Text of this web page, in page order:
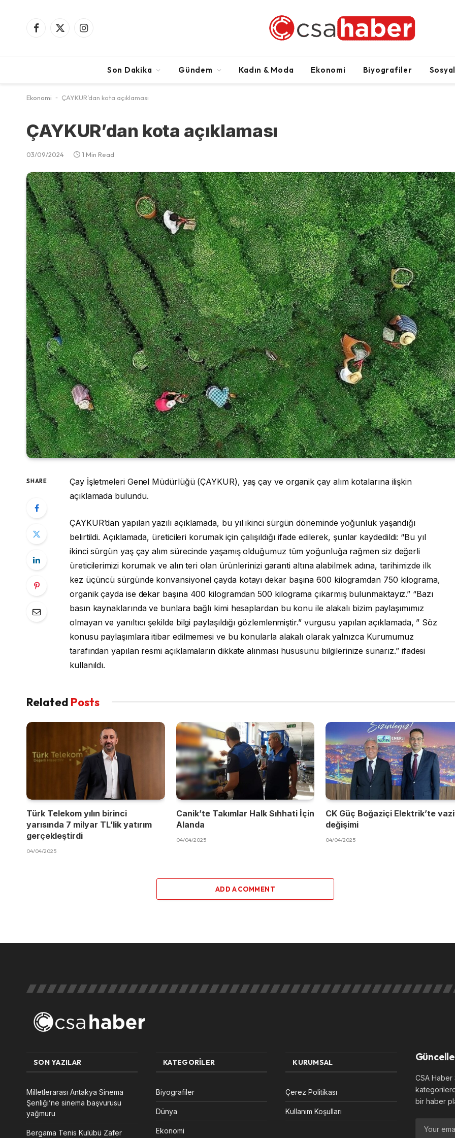
Facebook
X
Instagram
Son Dakika Gündem Kadın & Moda Ekonomi Biyografiler
Ekonomi - ÇAYKUR’dan kota açıklaması
ÇAYKUR’dan kota açıklaması
03/09/2024 1 Min Read
SHARE
Çay İşletmeleri Genel Müdürlüğü (ÇAYKUR), yaş çay ve organik çay alım kotalarına ilişkin
açıklamada bulundu.
ÇAYKUR’dan yapılan yazılı açıklamada, bu yıl ikinci sürgün döneminde yoğunluk yaşandığı
belirtildi. Açıklamada, üreticileri korumak için çalışıldığı ifade edilerek, şunlar kaydedildi: “Bu yıl
ikinci sürgün yaş çay alım sürecinde yaşamış olduğumuz tüm yoğunluğa rağmen siz değerli
üreticilerimizi korumak ve alın teri olan ürünlerinizi garanti altına alabilmek adına, tarihimizde ilk
kez üçüncü sürgünde konvansiyonel çayda kotayı dekar başına 600 kilogramdan 750 kilograma,
organik çayda ise dekar başına 400 kilogramdan 500 kilograma çıkarmış bulunmaktayız.” “Bazı
basın kaynaklarında ve bunlara bağlı kimi hesaplardan bu konu ile alakalı bizim paylaşımımız
olmayan ve yanıltıcı şekilde bilgi paylaşıldığı gözlemlenmiştir.” vurgusu yapılan açıklamada, ” Söz
konusu paylaşımlara itibar edilmemesi ve bu konularla alakalı olarak yalnızca Kurumumuz
tarafından yapılan resmi açıklamaların dikkate alınması hususunu bilgilerinize sunarız.” ifadesi
kullanıldı.
Related Posts
Türk Telekom yılın birinci
yarısında 7 milyar TL’lik yatırım
gerçekleştirdi
04/04/2025
Canik’te Takımlar Halk Sıhhati İçin
Alanda
04/04/2025
CK Güç Boğaziçi Elektrik’te
değişimi
04/04/2025
ADD A COMMENT
SON YAZILAR
Milletlerarası Antakya Sinema
Şenliği’ne sinema başvurusu
yağmuru
Bergama Tenis Kulübü Zafer
KATEGORILER
Biyografiler
Dünya
Ekonomi
KURUMSAL
Çerez Politikası
Kullanım Koşulları
CSA
bir haber